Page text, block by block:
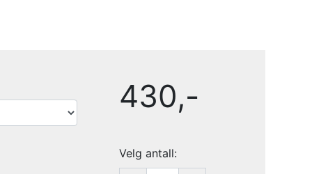
430,-
Velg antall: